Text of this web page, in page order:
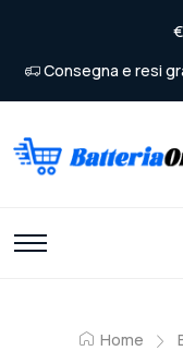
Consegna e resi
Home